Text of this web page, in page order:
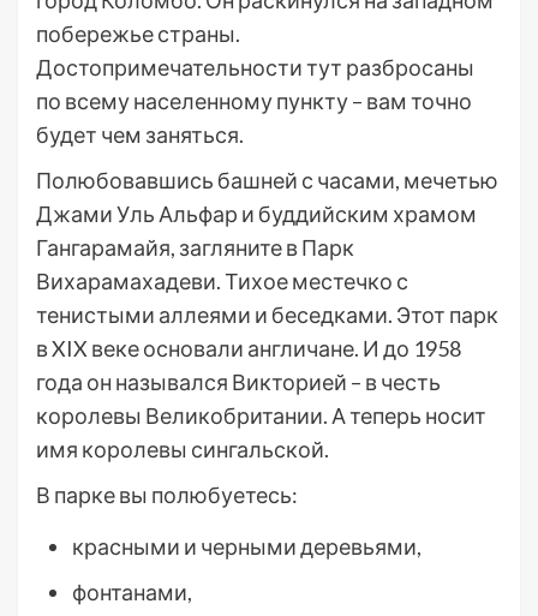
побережье страны.
Достопримечательности тут разбросаны
по всему населенному пункту – вам точно
будет чем заняться.
Полюбовавшись башней с часами, мечетью
Джами Уль Альфар и буддийским храмом
Гангарамайя, загляните в Парк
Вихарамахадеви. Тихое местечко с
тенистыми аллеями и беседками. Этот парк
в XIX веке основали англичане. И до 1958
года он назывался Викторией – в честь
королевы Великобритании. А теперь носит
имя королевы сингальской.
В парке вы полюбуетесь:
красными и черными деревьями,
фонтанами,